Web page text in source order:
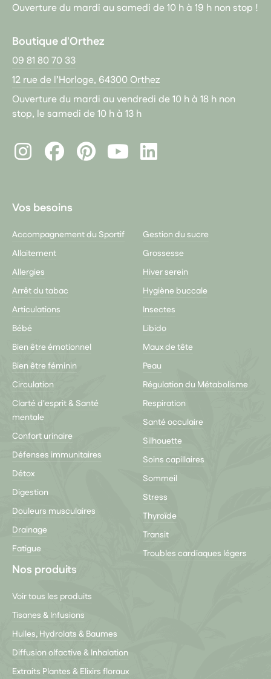
Ouverture du mardi au samedi de 10 h à 19 h non stop !
Boutique d'Orthez
09 81 80 70 33
12 rue de l’Horloge, 64300 Orthez
Ouverture du mardi au vendredi de 10 h à 18 h non
stop, le samedi de 10 h à 13 h
InstagramFacebookPinterest
LinkedIn
Vos besoins
Accompagnement du Sportif
Allaitement
Allergies
Arrêt du tabac
Articulations
Bébé
Bien être émotionnel
Bien être féminin
Circulation
Clarté d'esprit & Santé
mentale
Confort urinaire
Défenses immunitaires
Détox
Digestion
Douleurs musculaires
Drainage
Fatigue
Gestion du sucre
Grossesse
Hiver serein
Hygiène buccale
Insectes
Libido
Maux de tête
Peau
Régulation du Métabolisme
Respiration
Santé occulaire
Silhouette
Soins capillaires
Sommeil
Stress
Thyroïde
Transit
Troubles cardiaques légers
Nos produits
Voir tous les produits
Tisanes & Infusions
Huiles, Hydrolats & Baumes
Diffusion olfactive & Inhalation
Extraits Plantes & Elixirs floraux